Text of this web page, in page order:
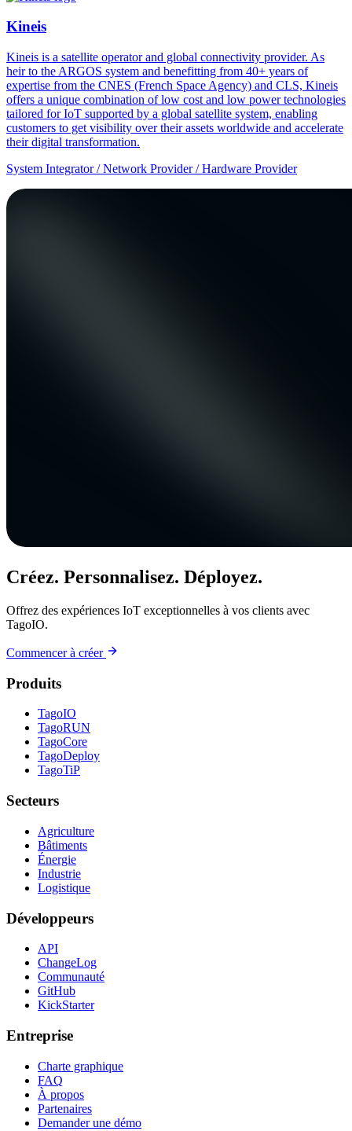
Kineis
Kineis is a satellite operator and global connectivity provider. As
heir to the ARGOS system and benefitting from 40+ years of
expertise from the CNES (French Space Agency) and CLS, Kineis
offers a unique combination of low cost and low power technologies
tailored for IoT supported by a global satellite system, enabling
customers to get visibility over their assets worldwide and accelerate
their digital transformation.
System Integrator / Network Provider / Hardware Provider
Créez. Personnalisez. Déployez.
Offrez des expériences IoT exceptionnelles à vos clients avec
TagoIO.
Commencer à créer
Produits
TagoIO
TagoRUN
TagoCore
TagoDeploy
TagoTiP
Secteurs
Agriculture
Bâtiments
Énergie
Industrie
Logistique
Développeurs
API
ChangeLog
Communauté
GitHub
KickStarter
Entreprise
Charte graphique
FAQ
À propos
Partenaires
Demander une démo